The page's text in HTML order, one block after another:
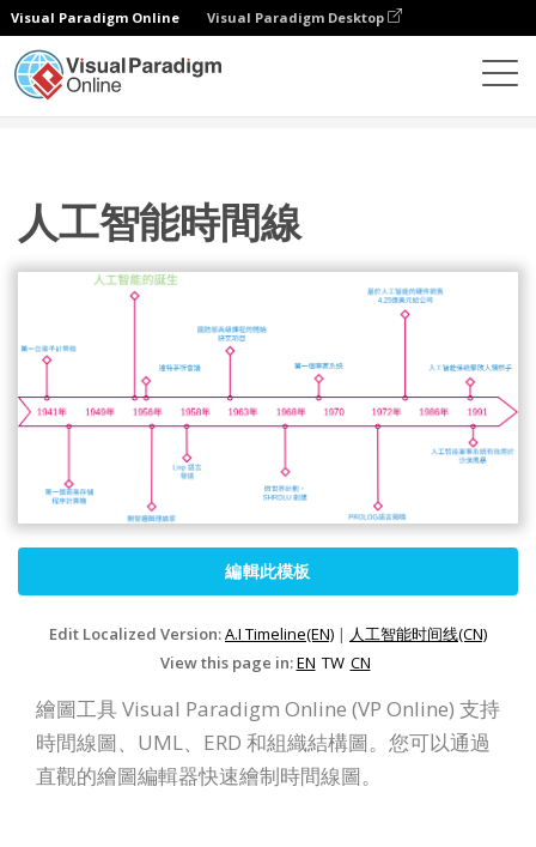
Visual Paradigm Online Visual Paradigm Desktop
人工智能時間線
編輯此模板
Edit Localized Version:A.I Timeline(EN) | 人工智能时间线(CN)
View this page in:EN TW CN
繪圖工具 Visual Paradigm Online (VP Online) 支持
時間線圖、UML、ERD 和組織結構圖。您可以通過
直觀的繪圖編輯器快速繪制時間線圖。